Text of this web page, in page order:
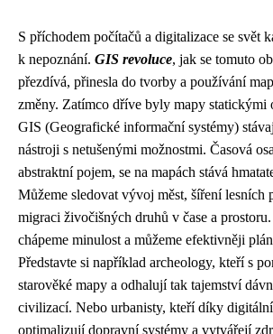
S příchodem počítačů a digitalizace se svět
k nepoznání. GIS revoluce, jak se tomuto
přezdívá, přinesla do tvorby a používání
změny. Zatímco dříve byly mapy statickými
GIS (Geografické informační systémy)
nástroji s netušenými možnostmi. Časová
abstraktní pojem, se na mapách stává
Můžeme sledovat vývoj měst, šíření lesních
migraci živočišných druhů v čase a
chápeme minulost a můžeme efektivněji
Představte si například archeology, kteří s
starověké mapy a odhalují tak tajemství
civilizací. Nebo urbanisty, kteří díky
optimalizují dopravní systémy a vytvářejí